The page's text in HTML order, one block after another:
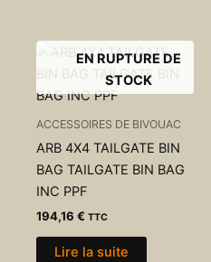
EN RUPTURE DE
STOCK
ACCESSOIRES DE BIVOUAC
ARB 4X4 TAILGATE BIN
BAG TAILGATE BIN BAG
INC PPF
194,16 € TTC
Lire la suite